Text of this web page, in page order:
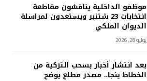
موظفو الداخلية يناقشون مقاطعة
انتخابات 23 شتنبر ويستعدون لمراسلة
الديوان الملكي
يوليو 28, 2026
بعد انتشار أخبار بسحب التزكية من
الخطاط ينجا.. مصدر مطلع يوضح